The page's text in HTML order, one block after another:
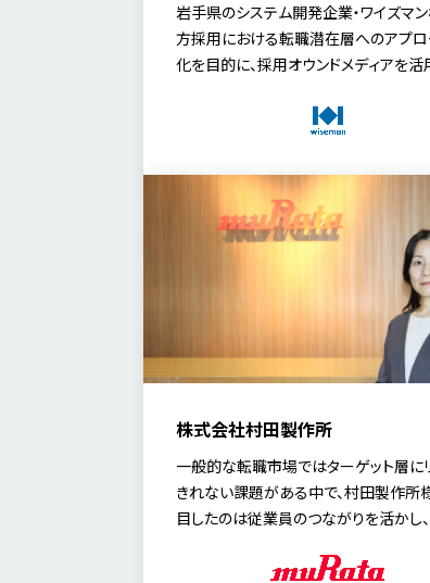
岩手県のシステム開発企業・ワイズマン
方採用における転職潜在層へのアプ
化を目的に、採用オウンドメディアを活
果を伺いました。今回は、人事部長の山
株式会社村田製作所
一般的な転職市場ではターゲット層に
きれない課題がある中で、村田製作所
目したのは従業員のつながりを活かし
ァラル採用」です。今回は、人材開発部